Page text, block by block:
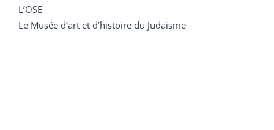
L’OSE
Le Musée d’art et d’histoire du Judaïsme